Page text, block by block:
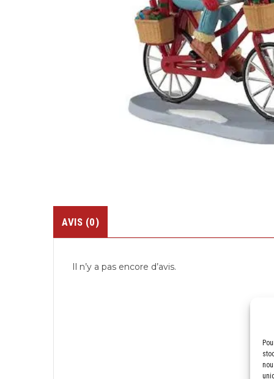
AVIS (0)
Il n’y a pas encore d’avis.